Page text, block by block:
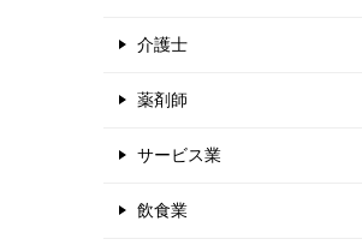
介護士
薬剤師
サービス業
飲食業